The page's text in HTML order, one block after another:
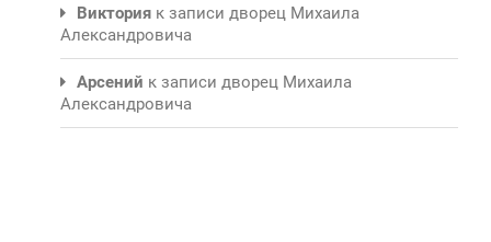
Виктория к записи дворец Михаила
Александровича
Арсений к записи дворец Михаила
Александровича